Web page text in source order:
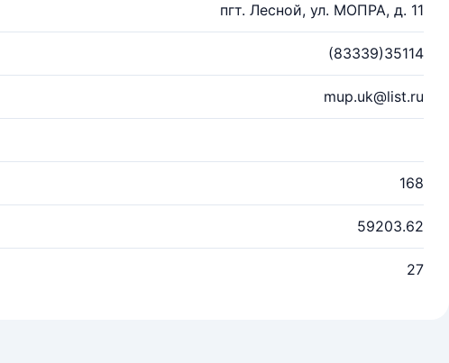
пгт. Лесной, ул. МОПРА, д. 11
(83339)35114
mup.uk@list.ru
168
59203.62
27